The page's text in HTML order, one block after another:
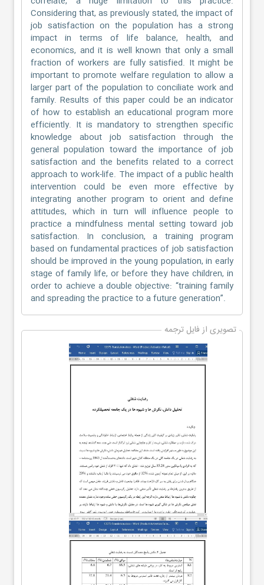
Considering that, as previously stated, the impact of
job satisfaction on the population has a strong
impact in terms of life balance, health, and
economics, and it is well known that only a small
fraction of workers are fully satisfied. It might be
important to promote welfare regulation to allow a
larger part of the population to conciliate work and
family. Results of this paper could be an indicator
of how to establish an educational program more
efficiently. It is mandatory to strengthen specific
knowledge about job satisfaction through the
general population toward the importance of job
satisfaction and the benefits related to a correct
approach to work-life. The impact of a public health
intervention could be even more effective by
integrating another program to orient and define
attitudes, which in turn will influence people to
practice a mindfulness mental setting toward job
satisfaction. In conclusion, a training program
based on fundamental practices of job satisfaction
should be improved in the young population, in early
stage of family life, or before they have children, in
order to achieve a double objective: “training family
and spreading the practice to a future generation”.
تصویری از فایل ترجمه